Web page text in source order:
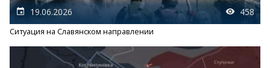
19.06.2026 458
Ситуация на Славянском направлении